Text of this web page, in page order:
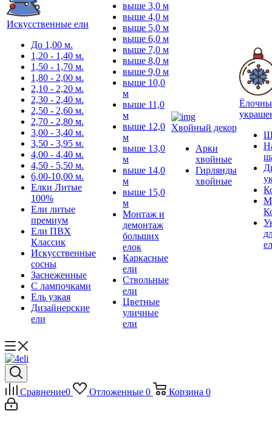
Искусственные ели
До 1,00 м.
1,20 - 1,40 м.
1,50 - 1,70 м.
1,80 - 2,00 м.
2,10 - 2,20 м.
2,30 - 2,40 м.
2,50 - 2,60 м.
2,70 - 2,80 м.
3,00 - 3,40 м.
3,50 - 3,95 м.
4,00 - 4,40 м.
4,50 - 5,50 м.
6,00-10,00 м.
Елки Литые
100%
Ели литые
премиум
Ели ПВХ
Классик
Искусственные
сосны
Заснеженные
С лампочками
Ель узкая
Дизайнерские
ели
выше 3,0 м
выше 4,0 м
выше 5,0 м
выше 6,0 м
выше 7,0 м
выше 8,0 м
выше 9,0 м
выше 10,0
м
выше 11,0
м
выше 12,0
м
выше 13,0
м
выше 14,0
м
выше 15,0
м
Монтаж и
демонтаж
больших
елок
Каркасные
ели
Ствольные
ели
Цветные
уличные
ели
Хвойный декор
Арки
хвойные
Гирлянды
хвойные
Сравнение0 Отложенные 0 Корзина 0